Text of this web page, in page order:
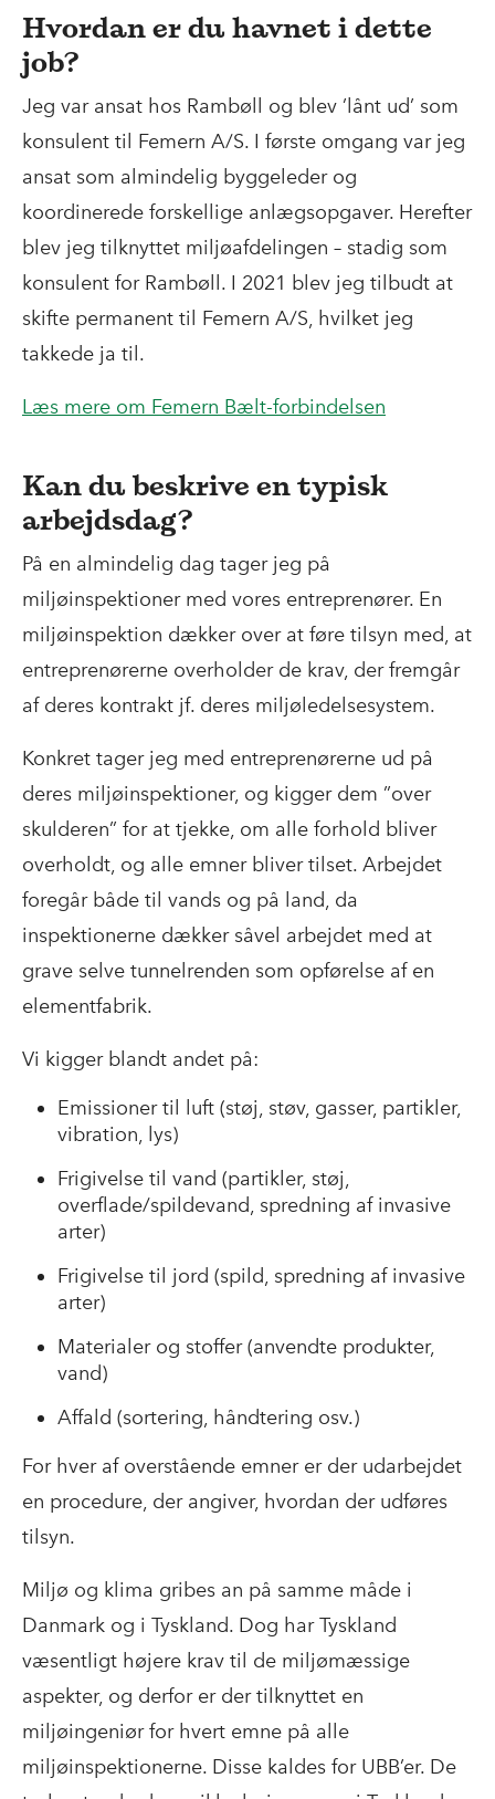
Hvordan er du havnet i dette
job?
Jeg var ansat hos Rambøll og blev ’lånt ud’ som
konsulent til Femern A/S. I første omgang var jeg
ansat som almindelig byggeleder og
koordinerede forskellige anlægsopgaver. Herefter
blev jeg tilknyttet miljøafdelingen – stadig som
konsulent for Rambøll. I 2021 blev jeg tilbudt at
skifte permanent til Femern A/S, hvilket jeg
takkede ja til.
Læs mere om Femern Bælt-forbindelsen
Kan du beskrive en typisk
arbejdsdag?
På en almindelig dag tager jeg på
miljøinspektioner med vores entreprenører. En
miljøinspektion dækker over at føre tilsyn med, at
entreprenørerne overholder de krav, der fremgår
af deres kontrakt jf. deres miljøledelsesystem.
Konkret tager jeg med entreprenørerne ud på
deres miljøinspektioner, og kigger dem ”over
skulderen” for at tjekke, om alle forhold bliver
overholdt, og alle emner bliver tilset. Arbejdet
foregår både til vands og på land, da
inspektionerne dækker såvel arbejdet med at
grave selve tunnelrenden som opførelse af en
elementfabrik.
Vi kigger blandt andet på:
Emissioner til luft (støj, støv, gasser, partikler,
vibration, lys)
Frigivelse til vand (partikler, støj,
overflade/spildevand, spredning af invasive
arter)
Frigivelse til jord (spild, spredning af invasive
arter)
Materialer og stoffer (anvendte produkter,
vand)
Affald (sortering, håndtering osv.)
For hver af overstående emner er der udarbejdet
en procedure, der angiver, hvordan der udføres
tilsyn.
Miljø og klima gribes an på samme måde i
Danmark og i Tyskland. Dog har Tyskland
væsentligt højere krav til de miljømæssige
aspekter, og derfor er der tilknyttet en
miljøingeniør for hvert emne på alle
miljøinspektionerne. Disse kaldes for UBB’er. De